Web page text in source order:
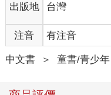
出版地 台灣
注音 有注音
中文書 ＞ 童書/青少年